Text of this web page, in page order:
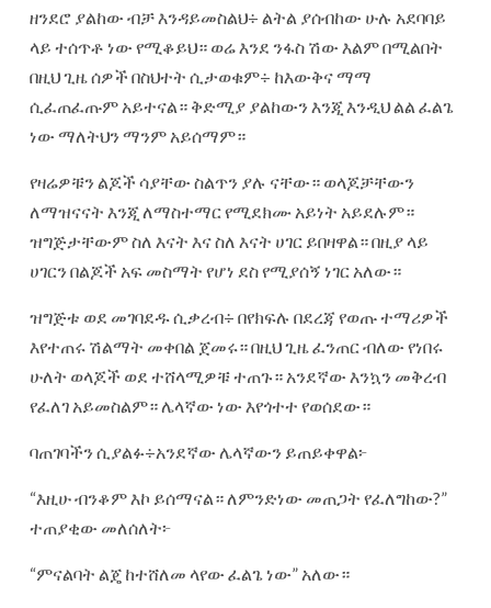
ዘንደሮ ያልከው ብቻ እንዳይመስልህ÷ ልትል ያሰብከው ሁሉ አደባባይ
ላይ ተሰጥቶ ነው የሚቆይህ። ወሬ እንደ ንፋስ ሽው እልም በሚልበት
በዚህ ጊዜ ሰዎች በስህተት ሲታወቁም÷ ከእውቅና ማማ
ሲፈጠፈጡም አይተናል። ቅድሚያ ያልከውን እንጂ እንዲህ ልል ፈልጌ
ነው ማለትህን ማንም አይሰማም።
የዛሬዎቹን ልጆች ሳያቸው ስልጥን ያሉ ናቸው። ወላጆቻቸውን
ለማዝናናት እንጂ ለማስተማር የሚደክሙ አይነት አይደሉም።
ዝግጅታቸውም ስለ እናት እና ስለ እናት ሀገር ይበዛዋል። በዚያ ላይ
ሀገርን በልጆች አፍ መስማት የሆነ ደስ የሚያሰኝ ነገር አለው።
ዝግጅቱ ወደ መገባደዱ ሲቃረብ÷ በየክፍሉ በደረጃ የወጡ ተማሪዎች
እየተጠሩ ሽልማት መቀበል ጀመሩ። በዚህ ጊዜ ፈንጠር ብለው የነበሩ
ሁለት ወላጆች ወደ ተሸላሚዎቹ ተጠጉ። አንደኛው እንኳን መቅረብ
የፈለገ አይመስልም። ሌላኛው ነው እየጎተተ የወሰደው።
ባጠገባችን ሲያልፉ÷አንደኛው ሌላኛውን ይጠይቀዋል፦
“እዚሁ ብንቆም እኮ ይሰማናል። ለምንድነው መጠጋት የፈለግከው?”
ተጠያቂው መለሰለት፦
“ምናልባት ልጄ ከተሸለመ ላየው ፈልጌ ነው” አለው።